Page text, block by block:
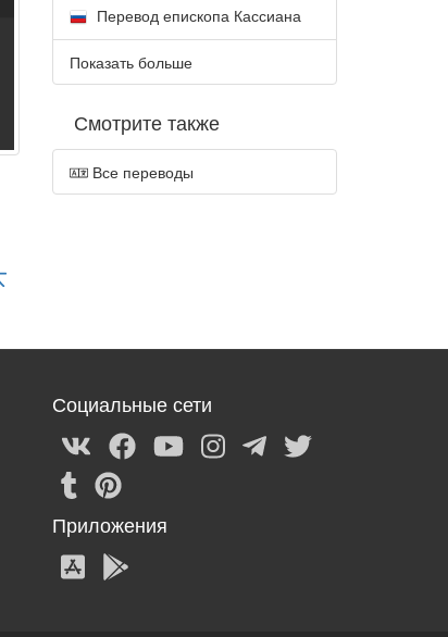
Перевод епископа Кассиана
Показать больше
Смотрите также
Все переводы
Социальные сети
Приложения